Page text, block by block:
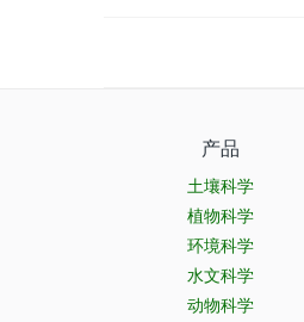
产品
土壤科学
植物科学
环境科学
水文科学
动物科学